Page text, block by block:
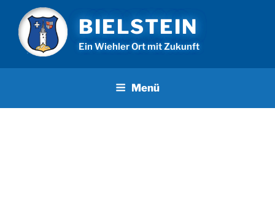
Inhalt
springen
BIELSTEIN
Ein Wiehler Ort mit Zukunft
Menü